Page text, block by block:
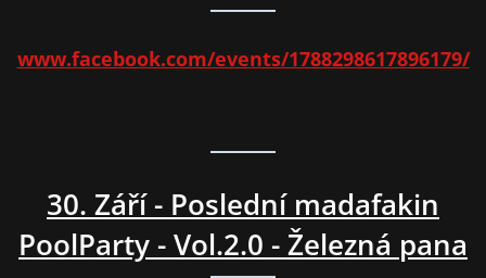
www.facebook.com/events/1788298617896179/
30. Září - Poslední madafakin
PoolParty - Vol.2.0 - Železná pana